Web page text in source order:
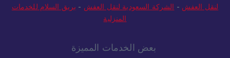
لنقل العفش - الشركة السعودية لنقل العفش - بريق السلام للخدمات
المنزلية
بعض الخدمات المميزة